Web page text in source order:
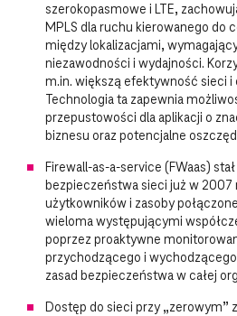
szerokopasmowe i LTE,
MPLS dla ruchu kierowanego do
między lokalizacjami,
niezawodności i wydajności.
m.in. większą efektywność sieci i
Technologia ta zapewnia
przepustowości dla aplikacji o
biznesu oraz potencjalne
Firewall-as-a-service (FWaas)
bezpieczeństwa sieci już w 2007
użytkowników i zasoby
wieloma występującymi
poprzez proaktywne
przychodzącego i
zasad bezpieczeństwa w całej
Dostęp do sieci przy „zerowym”